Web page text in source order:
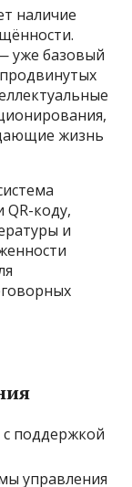
наличие
уже базовый
жизнь
QR-коду,
и
поддержкой
управления